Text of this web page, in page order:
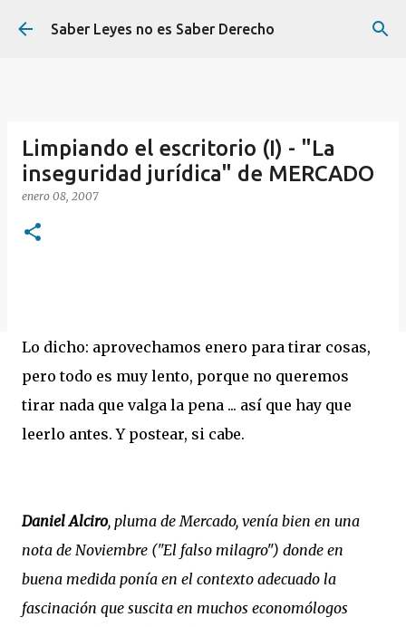
Ir al contenido principal
Saber Leyes no es Saber Derecho
Limpiando el escritorio (I) - "La
inseguridad jurídica" de MERCADO
enero 08, 2007
Lo dicho: aprovechamos enero para tirar cosas,
pero todo es muy lento, porque no queremos
tirar nada que valga la pena ... así que hay que
leerlo antes. Y postear, si cabe.
Daniel Alciro, pluma deMercado, venía bien en una
nota de Noviembre ("El falso milagro") donde en
buena medida ponía en el contexto adecuado la
fascinación que suscita en muchos economólogos